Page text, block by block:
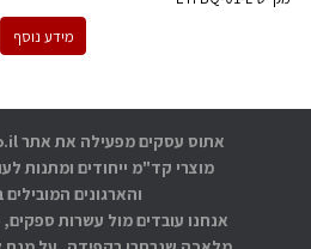
מידע נוסף
מוצרי קד"מ ייחודים ומתנות
והארגונים
אנחנו עובדים מול עשרות ספקים,